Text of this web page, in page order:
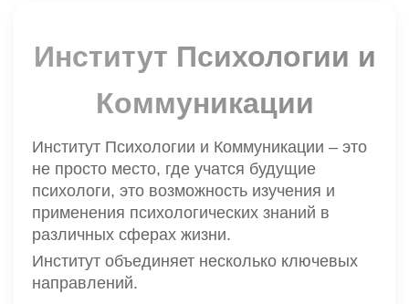
Институт Психологии и
Коммуникации
Институт Психологии и Коммуникации – это
не просто место, где учатся будущие
психологи, это возможность изучения и
применения психологических знаний в
различных сферах жизни.
Институт объединяет несколько ключевых
направлений.